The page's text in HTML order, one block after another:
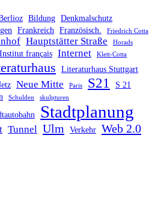
Bildung Denkmalschutz
Frankreich Französisch. Friedrich Cotta
Hauptstätter Straße Horads
Institut français Internet Klett-Cotta
Literaturhaus Stuttgart
Neue Mitte Paris S21 S 21
Schulden skulpturen
Stadtplanung
Tunnel Ulm Verkehr Web 2.0